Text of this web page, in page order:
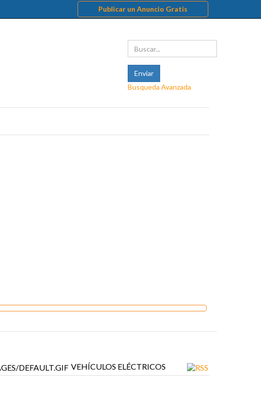
Publicar un Anuncio Gratis
Busqueda Avanzada
VEHÍCULOS ELÉCTRICOS